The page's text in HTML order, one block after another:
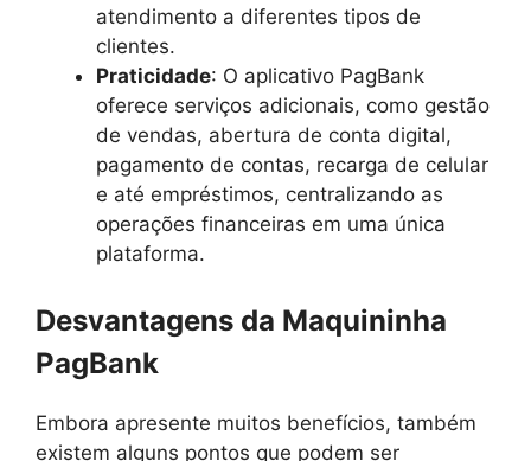
atendimento a diferentes tipos de
clientes.
Praticidade: O aplicativo PagBank
oferece serviços adicionais, como gestão
de vendas, abertura de conta digital,
pagamento de contas, recarga de celular
e até empréstimos, centralizando as
operações financeiras em uma única
plataforma.
Desvantagens da Maquininha
PagBank
Embora apresente muitos benefícios, também
existem alguns pontos que podem ser